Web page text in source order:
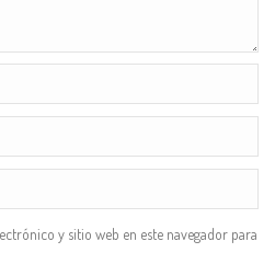
y sitio web en este navegador para